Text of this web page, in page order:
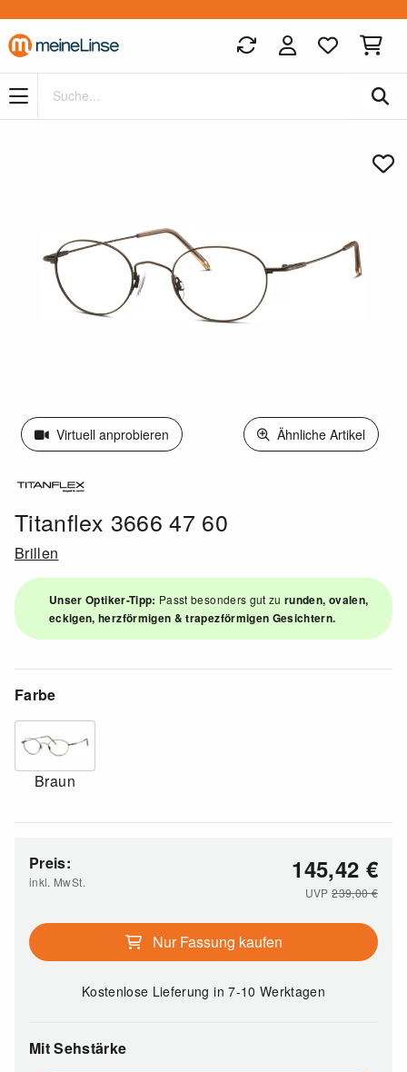
Zum Hauptinhalt springen
Virtuell anprobieren Ähnliche Artikel
Titanflex 3666 47 60
Brillen
Unser Optiker-Tipp: Passt besonders gut zurunden, ovalen,
eckigen, herzförmigen & trapezförmigen Gesichtern.
Farbe
Braun
Preis:
inkl. MwSt. 145,42 €
UVP239,00€
Nur Fassung kaufen
Kostenlose Lieferungin 7-10 Werktagen
Mit Sehstärke